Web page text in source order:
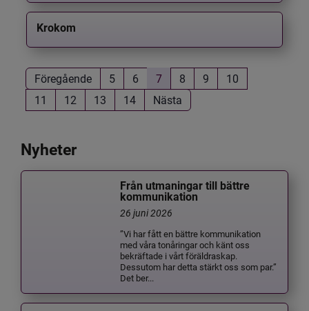
Krokom
Föregående 5 6 7 8 9
10
11
12 13 14 Nästa
Nyheter
Från utmaningar till bättre
kommunikation
26 juni 2026
”Vi har fått en bättre kommunikation
med våra tonåringar och känt oss
bekräftade i vårt föräldraskap.
Dessutom har detta stärkt oss som par.”
Det ber...